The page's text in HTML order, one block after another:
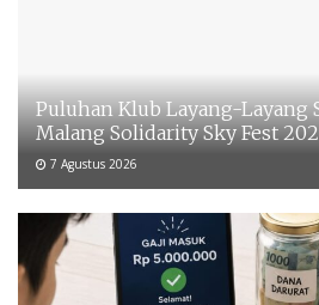
Puluhan Klub Layang-Layang
Malang Solidarity Sky Fest
7 Agustus 2026